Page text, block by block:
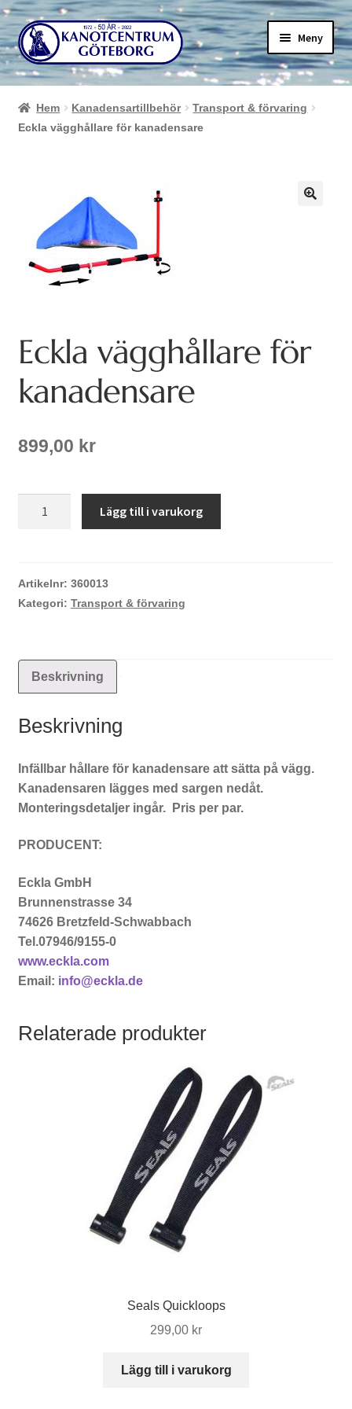
Hoppa
till
navigering
Hoppa
till
innehåll
Meny
Hem Kanadensartillbehör
Transport & förvaring
Eckla vägghållare för kanadensare
Eckla vägghållare för
kanadensare
899,00 kr
mängd
Lägg till i varukorg
Artikelnr: 360013
Kategori: Transport & förvaring
Beskrivning
Beskrivning
Infällbar hållare för kanadensare att sätta på vägg.
Kanadensaren lägges med sargen nedåt.
Monteringsdetaljer ingår. Pris per par.
PRODUCENT:
Eckla GmbH
Brunnenstrasse 34
74626 Bretzfeld-Schwabbach
Tel.07946/9155-0
www.eckla.com
Email: info@eckla.de
Relaterade produkter
Seals Quickloops
299,00 kr
Lägg till i varukorg